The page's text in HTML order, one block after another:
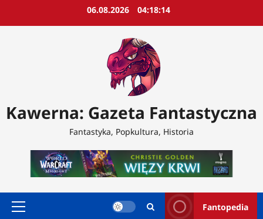
06.08.2026 04:18:17
Kawerna: Gazeta Fantastyczna
Fantastyka, Popkultura, Historia
Menu
Fantopedia